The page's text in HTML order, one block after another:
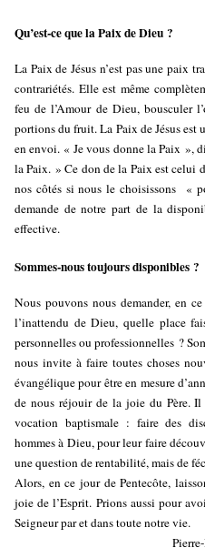
Qu’est-ce que la Paix de Dieu ?
La Paix de Jésus n’est pas une paix
contrariétés. Elle est même
feu de l’Amour de Dieu, bousculer
portions du fruit. La Paix de Jésus
en envoi. « Je vous donne la Paix »,
la Paix. » Ce don de la Paix est celui
nos côtés si nous le choisissons «
demande de notre part de la
effective.
Sommes-nous toujours disponibles ?
Nous pouvons nous demander, en
l’inattendu de Dieu, quelle place
personnelles ou professionnelles ?
nous invite à faire toutes choses
évangélique pour être en mesure
de nous réjouir de la joie du Père. Il
vocation baptismale : faire des
hommes à Dieu, pour leur faire
une question de rentabilité, mais de
Alors, en ce jour de Pentecôte,
joie de l’Esprit. Prions aussi pour
Seigneur par et dans toute notre vie.